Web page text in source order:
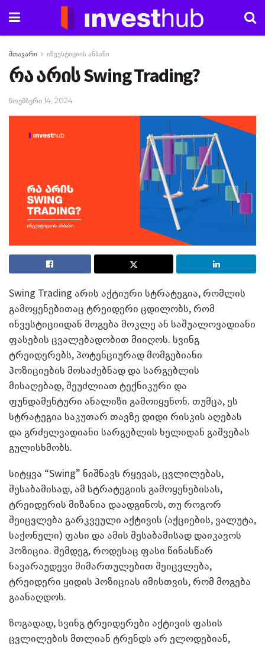
მთავარი ინვესტიციის ანბანი
რა არის Swing Trading?
ნოემბერი 14, 2024
Swing Trading არის აქტიური სტრატეგია, რომლის
გამოყენებითაც ტრეიდერი ცდილობს, რომ
ინვესტიციიდან მოგება მოკლე ან საშუალოვადიანი
ფასების ცვალებადობით მიიღოს. სვინგ
ტრეიდერებს, პოტენციურად მომგებიანი
პოზიციების მოსაძებნად და სარგებლის
მისაღებად, შეუძლიათ ტექნიკური და
ფუნდამენტური ანალიზი გამოიყენონ. თუმცა, ეს
სტრატეგია საკუთარ თავზე დიდი რისკის აღებას
და გრძელვადიანი სარგებლის ხელიდან გაშვებას
გულისხმობს.
სიტყვა “Swing” ნიშნავს რყევას, ცვლილებას,
შესაბამისად, ამ სტრატეგიის გამოყენებისას,
ტრეიდერის მიზანია დაადგინოს, თუ როგორ
შეიცვლება გარკვეული აქტივის (აქციების, ვალუტა,
საქონელი) ფასი და ამის შესაბამისად დაიკავოს
პოზიცია. შემდეგ, როდესაც ფასი წინასწარ
ნავარაუდევი მიმართულებით შეიცვლება,
ტრეიდერი ყიდის პოზიციას იმისთვის, რომ მოგება
გაანაღდოს.
ზოგადად, სვინგ ტრეიდერები აქტივის ფასის
ცვლილების მთლიან ტრენდს არ ელოდებიან,